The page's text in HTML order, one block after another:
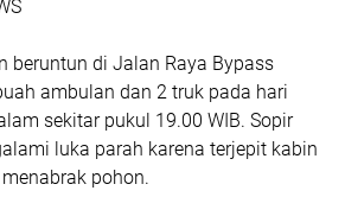
beruntun di Jalan Raya Bypass
ambulan dan 2 truk pada hari
sekitar pukul 19.00 WIB. Sopir
luka parah karena terjepit kabin
pohon.